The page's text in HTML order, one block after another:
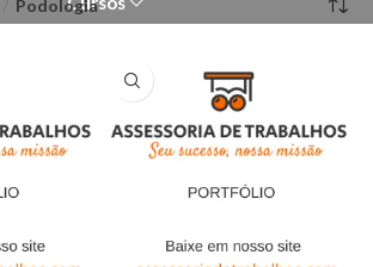
Podologia